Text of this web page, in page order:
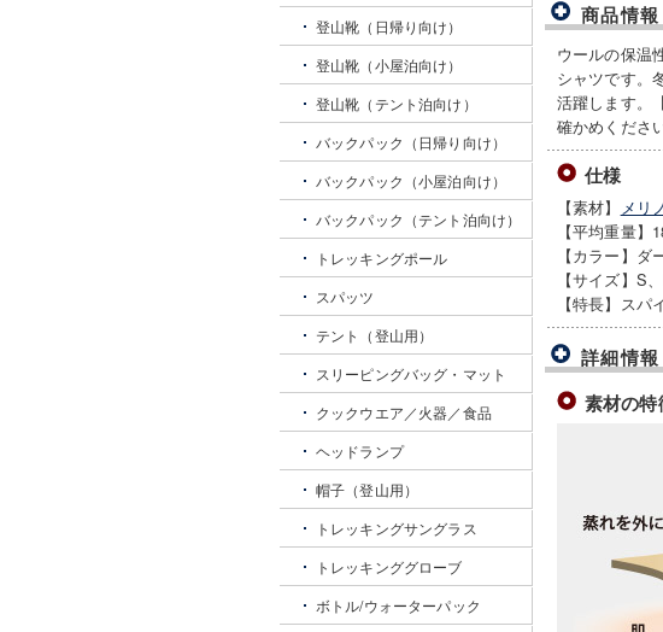
商品情報
ウールの保温
シャツです。
活躍します。
確かめくださ
仕様
【素材】 メリ
【平均重量】
【カラー】ダ
【サイズ】S
【特長】ス
詳細情報
素材の特
登山靴（日帰り向け）
登山靴（小屋泊向け）
登山靴（テント泊向け）
バックパック（日帰り向け）
バックパック（小屋泊向け）
バックパック（テント泊向け）
トレッキングポール
スパッツ
テント（登山用）
スリーピングバッグ・マット
クックウエア／火器／食品
ヘッドランプ
帽子（登山用）
トレッキングサングラス
トレッキンググローブ
ボトル/ウォーターパック